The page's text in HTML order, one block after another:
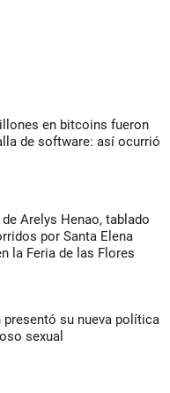
en bitcoins fueron
de software: así ocurrió
Arelys Henao, tablado
por Santa Elena
la Feria de las Flores
su nueva política
sexual